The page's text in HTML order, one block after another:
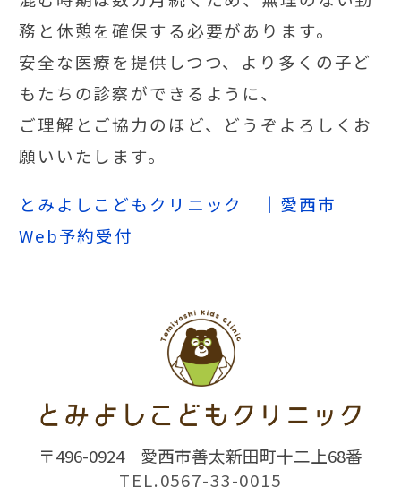
務と休憩を確保する必要があります。
安全な医療を提供しつつ、より多くの子ど
もたちの診察ができるように、
ご理解とご協力のほど、どうぞよろしくお
願いいたします。
とみよしこどもクリニック ｜愛西市
Web予約受付
〒496-0924
愛西市善太新田町十二上68番
TEL.0567-33-0015